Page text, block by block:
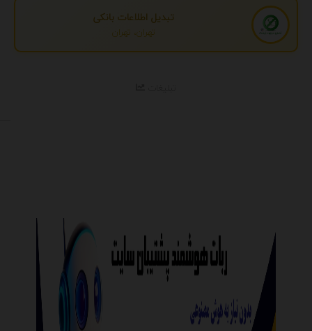
تبدیل اطلاعات بانکی
تهران، تهران